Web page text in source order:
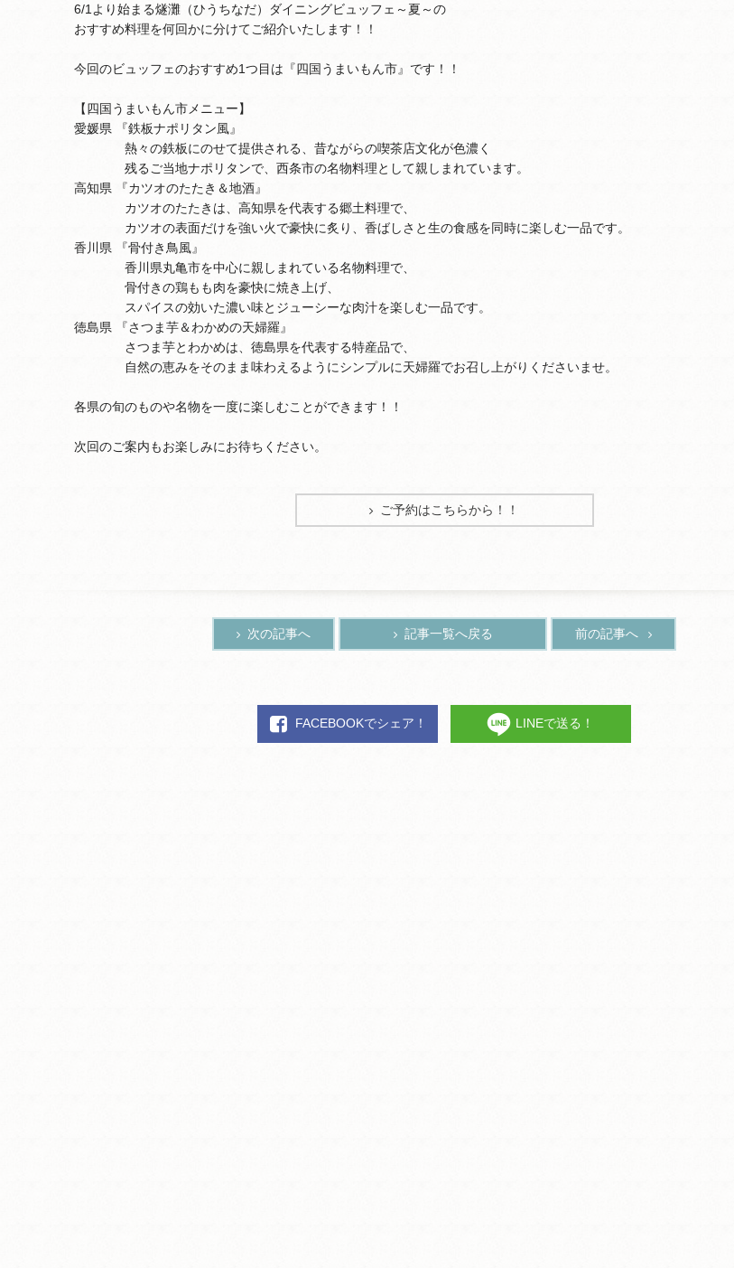
6/1より始まる燧灘（ひうちなだ）ダイニングビュッフェ～夏～の
おすすめ料理を何回かに分けてご紹介いたします！！
今回のビュッフェのおすすめ1つ目は『四国うまいもん市』です！！
【四国うまいもん市メニュー】
愛媛県 『鉄板ナポリタン風』
熱々の鉄板にのせて提供される、昔ながらの喫茶店文化が色濃く
残るご当地ナポリタンで、西条市の名物料理として親しまれています。
高知県 『カツオのたたき＆地酒』
カツオのたたきは、高知県を代表する郷土料理で、
カツオの表面だけを強い火で豪快に炙り、香ばしさと生の食感を同時に楽しむ一品です。
香川県 『骨付き鳥風』
香川県丸亀市を中心に親しまれている名物料理で、
骨付きの鶏もも肉を豪快に焼き上げ、
スパイスの効いた濃い味とジューシーな肉汁を楽しむ一品です。
徳島県 『さつま芋＆わかめの天婦羅』
さつま芋とわかめは、徳島県を代表する特産品で、
自然の恵みをそのまま味わえるようにシンプルに天婦羅でお召し上がりくださいませ。
各県の旬のものや名物を一度に楽しむことができます！！
次回のご案内もお楽しみにお待ちください。
ご予約はこちらから！！
次の記事へ 記事一覧へ戻る 前の記事へ
FACEBOOKでシェア！ LINEで送る！